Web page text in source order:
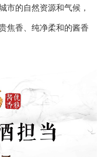
市的自然资源和气候，
焦香、纯净柔和的酱香